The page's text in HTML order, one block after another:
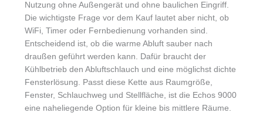
Nutzung ohne Außengerät und ohne baulichen Eingriff.
Die wichtigste Frage vor dem Kauf lautet aber nicht, ob
WiFi, Timer oder Fernbedienung vorhanden sind.
Entscheidend ist, ob die warme Abluft sauber nach
draußen geführt werden kann. Dafür braucht der
Kühlbetrieb den Abluftschlauch und eine möglichst dichte
Fensterlösung. Passt diese Kette aus Raumgröße,
Fenster, Schlauchweg und Stellfläche, ist die Echos 9000
eine naheliegende Option für kleine bis mittlere Räume.